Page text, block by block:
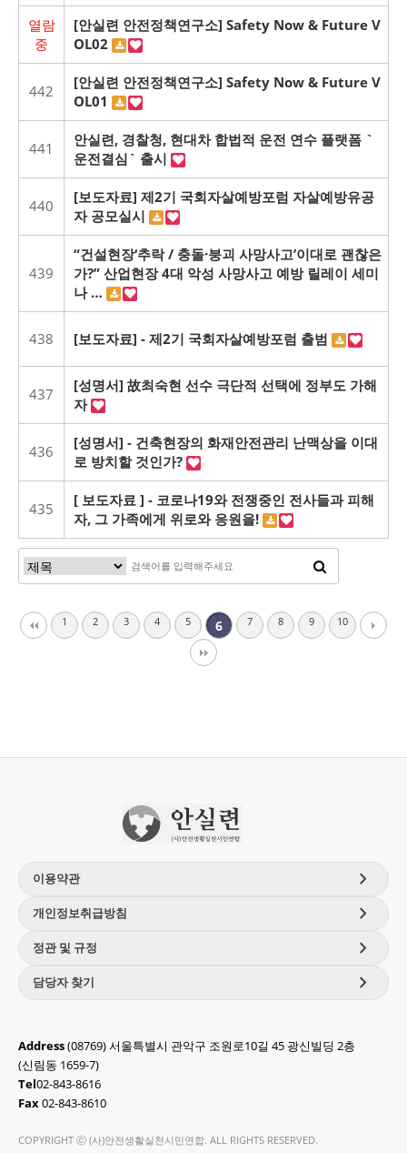
열람
중
[안실련 안전정책연구소] Safety Now & Future V
OL02
442
[안실련 안전정책연구소] Safety Now & Future V
OL01
441
안실련, 경찰청, 현대차 합법적 운전 연수 플랫폼 `
운전결심` 출시
440
[보도자료] 제2기 국회자살예방포럼 자살예방유공
자 공모실시
439
“건설현장‘추락 / 충돌·붕괴 사망사고’이대로 괜찮은
가?” 산업현장 4대 악성 사망사고 예방 릴레이 세미
나 …
438 [보도자료] - 제2기 국회자살예방포럼 출범
437
[성명서] 故최숙현 선수 극단적 선택에 정부도 가해
자
436
[성명서] - 건축현장의 화재안전관리 난맥상을 이대
로 방치할 것인가?
435
[ 보도자료 ] - 코로나19와 전쟁중인 전사들과 피해
자, 그 가족에게 위로와 응원을!
1 2 3 4 5 6 7 8 9 10
이용약관 chevron_right
개인정보취급방침 chevron_right
정관 및 규정 chevron_right
담당자 찾기 chevron_right
Address(08769) 서울특별시 관악구 조원로10길 45 광신빌딩 2층
(신림동 1659-7)
Tel02-843-8616
Fax02-843-8610
COPYRIGHT ⓒ (사)안전생활실천시민연합. ALL RIGHTS RESERVED.